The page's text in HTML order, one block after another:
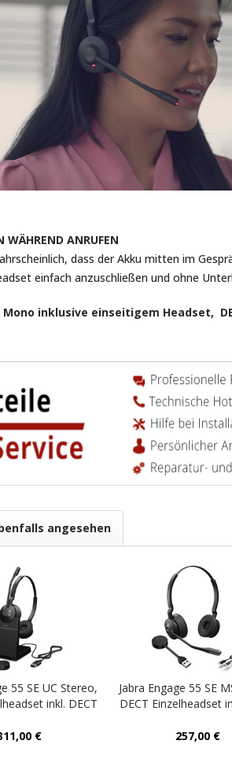
WÄHREND ANRUFEN
dass der Akku mitten im
einfach anzuschließen und ohne
Mono inklusive einseitigem Headset,
angesehen
55 SE UC Stereo,
inkl. DECT
€
Jabra Engage 55 SE
DECT Einzelheadset
257,00 €